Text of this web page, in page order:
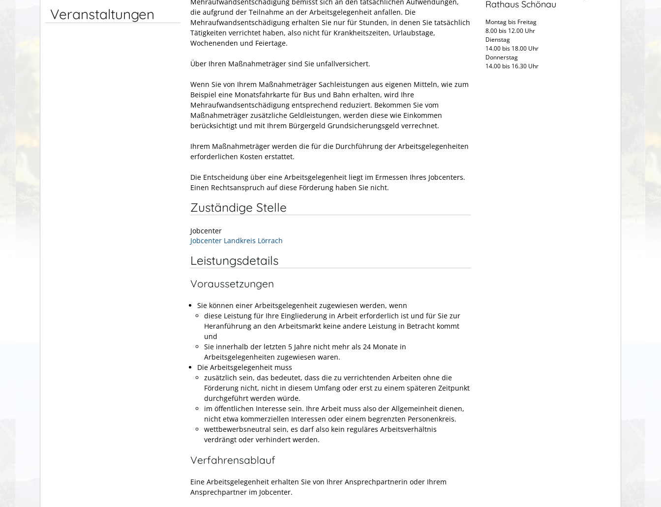
Veranstaltungen
die aufgrund der Teilnahme an der Arbeitsgelegenheit anfallen. Die
Mehraufwandsentschädigung erhalten Sie nur für Stunden, in denen Sie tatsächlich
Tätigkeiten verrichtet haben, also nicht für Krankheitszeiten, Urlaubstage,
Wochenenden und Feiertage.
Über Ihren Maßnahmeträger sind Sie unfallversichert.
Wenn Sie von Ihrem Maßnahmeträger Sachleistungen aus eigenen Mitteln, wie zum
Beispiel eine Monatsfahrkarte für Bus und Bahn erhalten, wird Ihre
Mehraufwandsentschädigung entsprechend reduziert. Bekommen Sie vom
Maßnahmeträger zusätzliche Geldleistungen, werden diese wie Einkommen
berücksichtigt und mit Ihrem Bürgergeld Grundsicherungsgeld verrechnet.
Ihrem Maßnahmeträger werden die für die Durchführung der Arbeitsgelegenheiten
erforderlichen Kosten erstattet.
Die Entscheidung über eine Arbeitsgelegenheit liegt im Ermessen Ihres Jobcenters.
Einen Rechtsanspruch auf diese Förderung haben Sie nicht.
Zuständige Stelle
Jobcenter
Jobcenter Landkreis Lörrach
Leistungsdetails
Voraussetzungen
Sie können einer Arbeitsgelegenheit zugewiesen werden, wenn
diese Leistung für Ihre Eingliederung in Arbeit erforderlich ist und für Sie zur
Heranführung an den Arbeitsmarkt keine andere Leistung in Betracht kommt
und
Sie innerhalb der letzten 5 Jahre nicht mehr als 24 Monate in
Arbeitsgelegenheiten zugewiesen waren.
Die Arbeitsgelegenheit muss
zusätzlich sein, das bedeutet, dass die zu verrichtenden Arbeiten ohne die
Förderung nicht, nicht in diesem Umfang oder erst zu einem späteren Zeitpunkt
durchgeführt werden würde.
im öffentlichen Interesse sein. Ihre Arbeit muss also der Allgemeinheit dienen,
nicht etwa kommerziellen Interessen oder einem begrenzten Personenkreis.
wettbewerbsneutral sein, es darf also kein reguläres Arbeitsverhältnis
verdrängt oder verhindert werden.
Verfahrensablauf
Eine Arbeitsgelegenheit erhalten Sie von Ihrer Ansprechpartnerin oder Ihrem
Ansprechpartner im Jobcenter.
Rathaus Schönau
Montag bis Freitag
8.00 bis 12.00 Uhr
Dienstag
14.00 bis 18.00 Uhr
Donnerstag
14.00 bis 16.30 Uhr